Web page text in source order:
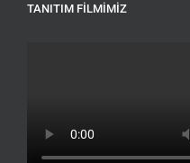
TANITIM FILMIMIZ